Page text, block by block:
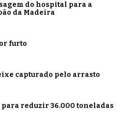
do hospital para a
da Madeira
furto
capturado pelo arrasto
para reduzir 36.000 toneladas